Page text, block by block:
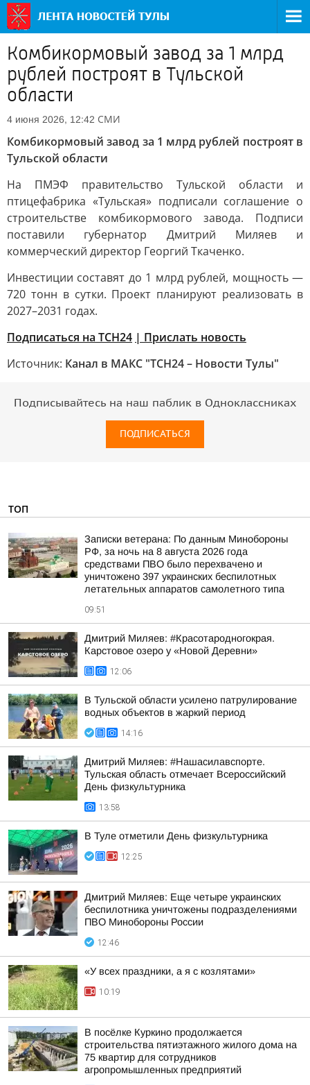
Комбикормовый завод за 1 млрд
рублей построят в Тульской
области
4 июня 2026, 12:42 СМИ
Комбикормовый завод за 1 млрд рублей построят в
Тульской области
На ПМЭФ правительство Тульской области и
птицефабрика «Тульская» подписали соглашение о
строительстве комбикормового завода. Подписи
поставили губернатор Дмитрий Миляев и
коммерческий директор Георгий Ткаченко.
Инвестиции составят до 1 млрд рублей, мощность —
720 тонн в сутки. Проект планируют реализовать в
2027–2031 годах.
Подписаться на ТСН24 | Прислать новость
Источник: Канал в МАКС "ТСН24 – Новости Тулы"
Подписывайтесь на наш паблик в Одноклассниках
ПОДПИСАТЬСЯ
ТОП
Записки ветерана: По данным Минобороны
РФ, за ночь на 8 августа 2026 года
средствами ПВО было перехвачено и
уничтожено 397 украинских беспилотных
летательных аппаратов самолетного типа
09:51
Дмитрий Миляев: #Красотародногокрая.
Карстовое озеро у «Новой Деревни»
12:06
В Тульской области усилено патрулирование
водных объектов в жаркий период
14:16
Дмитрий Миляев: #Нашасилавспорте.
Тульская область отмечает Всероссийский
День физкультурника
13:58
В Туле отметили День физкультурника
12:25
Дмитрий Миляев: Еще четыре украинских
беспилотника уничтожены подразделениями
ПВО Минобороны России
12:46
«У всех праздники, а я с козлятами»
10:19
В посёлке Куркино продолжается
строительства пятиэтажного жилого дома на
75 квартир для сотрудников
агропромышленных предприятий